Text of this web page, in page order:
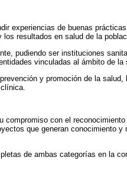
experiencias de buenas
resultados en salud de la
pudiendo ser instituciones
vinculadas al ámbito de la
y promoción de la salud,
con el
que generan conocimiento
de ambas categorías en la